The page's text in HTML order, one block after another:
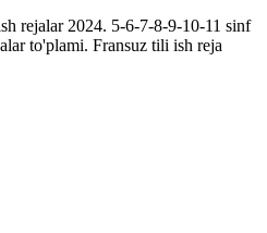
rejalar 2024. 5-6-7-8-9-10-11 sinf
to'plami. Fransuz tili ish reja